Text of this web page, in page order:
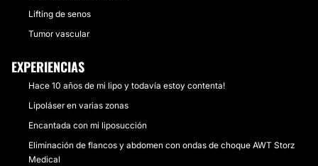
Lifting de senos
Tumor vascular
EXPERIENCIAS
Hace 10 años de mi lipo y todavía estoy contenta!
Lipoláser en varias zonas
Encantada con mi liposucción
Eliminación de flancos y abdomen con ondas de choque AWT Storz
Medical